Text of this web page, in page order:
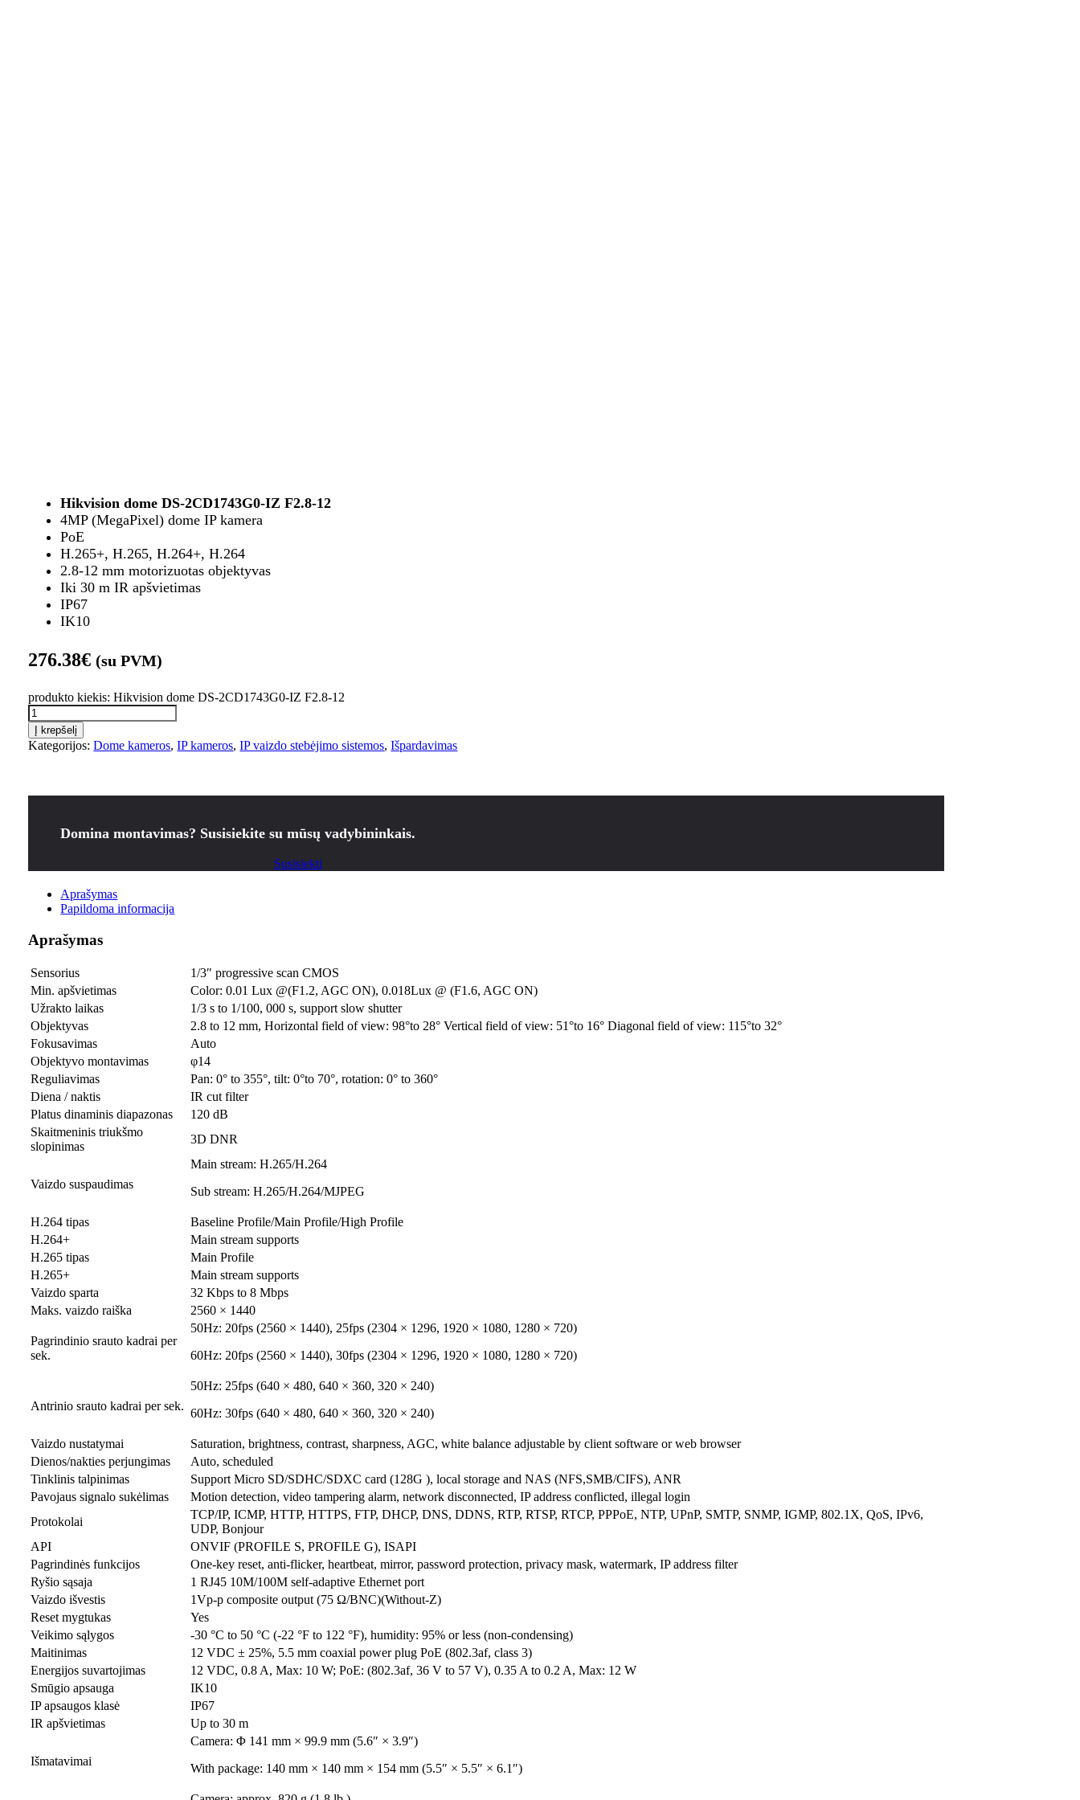
Hikvision dome DS-2CD1743G0-IZ F2.8-12
4MP (MegaPixel) dome IP kamera
PoE
H.265+, H.265, H.264+, H.264
2.8-12 mm motorizuotas objektyvas
Iki 30 m IR apšvietimas
IP67
IK10
276.38€ (su PVM)
produkto kiekis: Hikvision dome DS-2CD1743G0-IZ F2.8-12
Į krepšelį
Kategorijos:Dome kameros,IP kameros,IP vaizdo stebėjimo sistemos,Išpardavimas
Domina montavimas? Susisiekite su mūsų vadybininkais.
Susisiekti
Aprašymas
Papildoma informacija
Aprašymas
Sensorius
1/3″ progressive scan CMOS
Min. apšvietimas
Color: 0.01 Lux @(F1.2, AGC ON), 0.018Lux @ (F1.6, AGC ON)
Užrakto laikas
1/3 s to 1/100, 000 s, support slow shutter
Objektyvas
2.8 to 12 mm, Horizontal field of view: 98°to 28° Vertical field of view: 51°to 16° Diagonal field of view: 115°to 32°
Fokusavimas
Auto
Objektyvo montavimas
φ14
Reguliavimas
Pan: 0° to 355°, tilt: 0°to 70°, rotation: 0° to 360°
Diena / naktis
IR cut filter
Platus dinaminis diapazonas
120 dB
Skaitmeninis triukšmo
slopinimas
3D DNR
Vaizdo suspaudimas
Main stream: H.265/H.264
Sub stream: H.265/H.264/MJPEG
H.264 tipas
Baseline Profile/Main Profile/High Profile
H.264+
Main stream supports
H.265 tipas
Main Profile
H.265+
Main stream supports
Vaizdo sparta
32 Kbps to 8 Mbps
Maks. vaizdo raiška
2560 × 1440
Pagrindinio srauto kadrai per
sek.
50Hz: 20fps (2560 × 1440), 25fps (2304 × 1296, 1920 × 1080, 1280 × 720)
60Hz: 20fps (2560 × 1440), 30fps (2304 × 1296, 1920 × 1080, 1280 × 720)
Antrinio srauto kadrai per sek.
50Hz: 25fps (640 × 480, 640 × 360, 320 × 240)
60Hz: 30fps (640 × 480, 640 × 360, 320 × 240)
Vaizdo nustatymai
Saturation, brightness, contrast, sharpness, AGC, white balance adjustable by client software or web browser
Dienos/nakties perjungimas
Auto, scheduled
Tinklinis talpinimas
Support Micro SD/SDHC/SDXC card (128G ), local storage and NAS (NFS,SMB/CIFS), ANR
Pavojaus signalo sukėlimas
Motion detection, video tampering alarm, network disconnected, IP address conflicted, illegal login
Protokolai
TCP/IP, ICMP, HTTP, HTTPS, FTP, DHCP, DNS, DDNS, RTP, RTSP, RTCP, PPPoE, NTP, UPnP, SMTP, SNMP, IGMP, 802.1X, QoS, IPv6,
UDP, Bonjour
API
ONVIF (PROFILE S, PROFILE G), ISAPI
Pagrindinės funkcijos
One-key reset, anti-flicker, heartbeat, mirror, password protection, privacy mask, watermark, IP address filter
Ryšio sąsaja
1 RJ45 10M/100M self-adaptive Ethernet port
Vaizdo išvestis
1Vp-p composite output (75 Ω/BNC)(Without-Z)
Reset mygtukas
Yes
Veikimo sąlygos
-30 °C to 50 °C (-22 °F to 122 °F), humidity: 95% or less (non-condensing)
Maitinimas
12 VDC ± 25%, 5.5 mm coaxial power plug PoE (802.3af, class 3)
Energijos suvartojimas
12 VDC, 0.8 A, Max: 10 W; PoE: (802.3af, 36 V to 57 V), 0.35 A to 0.2 A, Max: 12 W
Smūgio apsauga
IK10
IP apsaugos klasė
IP67
IR apšvietimas
Up to 30 m
Išmatavimai
Camera: Φ 141 mm × 99.9 mm (5.6″ × 3.9″)
With package: 140 mm × 140 mm × 154 mm (5.5″ × 5.5″ × 6.1″)